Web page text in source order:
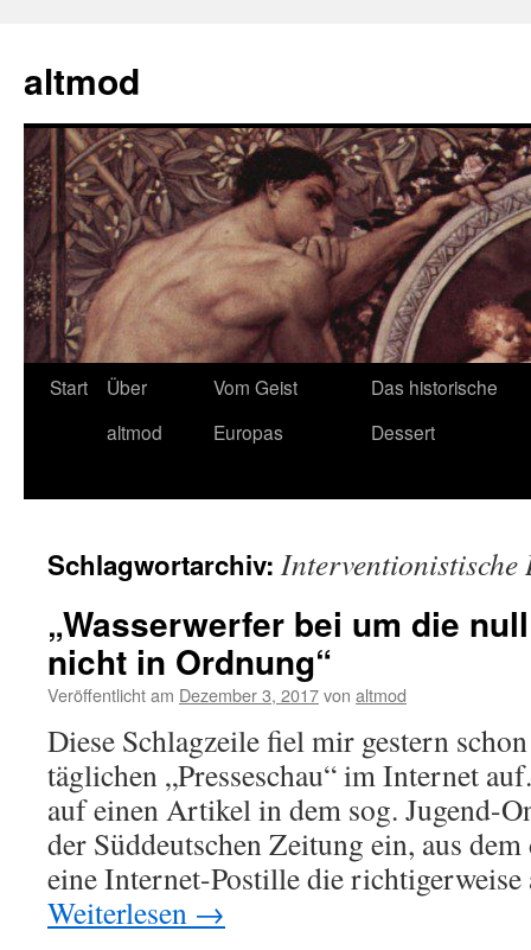
springen
altmod
Start
Über
altmod
Vom Geist
Europas
Das historische
Dessert
Schlagwortarchiv: Interventionistische
„Wasserwerfer bei um die
nicht in Ordnung“
Veröffentlicht am Dezember 3, 2017von altmod
Diese Schlagzeile fiel mir gestern
täglichen „Presseschau“ im Internet
auf einen Artikel in dem sog. Jugend-
der Süddeutschen Zeitung ein, aus
eine Internet-Postille die
Weiterlesen →